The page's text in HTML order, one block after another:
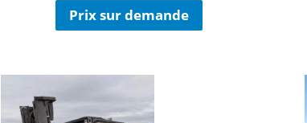
Prix sur demande